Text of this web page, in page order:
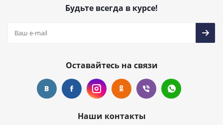
Будьте всегда в курсе!
Оставайтесь на связи
Наши контакты